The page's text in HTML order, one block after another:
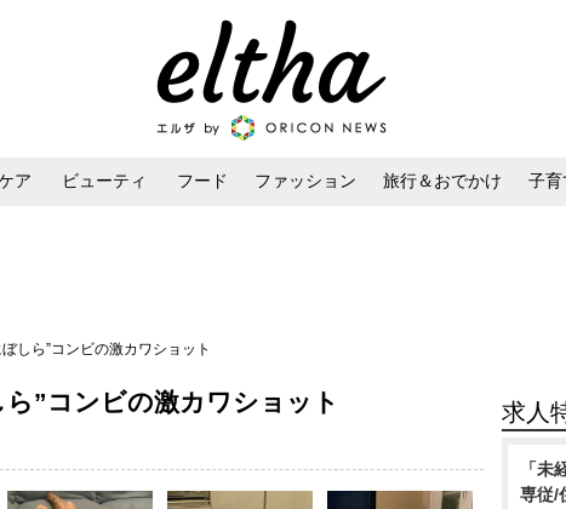
ア ビューティ フード ファッション 旅行＆おでかけ 子育
しら”コンビの激カワショット
”コンビの激カワショット 求人
「
専従/